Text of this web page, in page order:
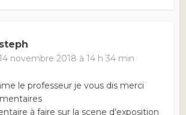
steph
novembre 2018 à 14 h 34 min
le professeur je vous dis merci
à faire sur la scene d’exposition